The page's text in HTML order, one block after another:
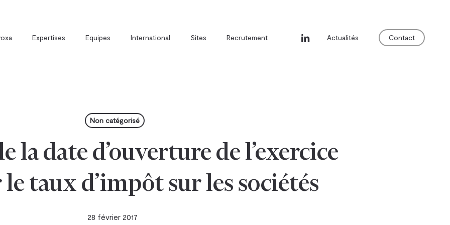
Expertises
Avoxa et la formation
Equipes International Sites Recrutement linkedin Actualités Contact
Non catégorisé
la date d’ouverture de l’exercice
le taux d’impôt sur les sociétés
28 février 2017